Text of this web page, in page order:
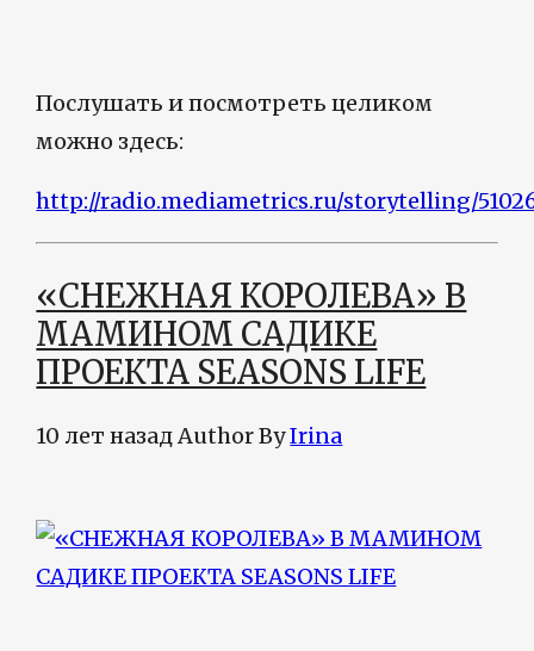
Послушать и посмотреть целиком
можно здесь:
http://radio.mediametrics.ru/storytelling/
«CНЕЖНАЯ КОРОЛЕВА» В
МАМИНОМ САДИКЕ
ПРОЕКТА SEASONS LIFE
10 лет назадAuthorByIrina